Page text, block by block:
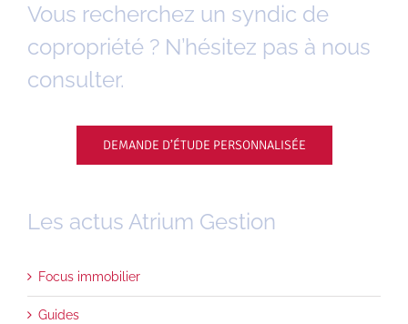
Vous recherchez un syndic de
copropriété ? N’hésitez pas à nous
consulter.
DEMANDE D’ÉTUDE PERSONNALISÉE
Les actus Atrium Gestion
Focus immobilier
Guides